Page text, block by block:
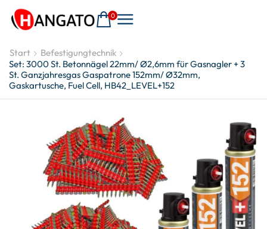
0
Start
Befestigungtechnik
Set: 3000 St. Betonnägel 22mm/ Ø2,6mm für Gasnagler + 3
St. Ganzjahresgas Gaspatrone 152mm/ Ø32mm,
Gaskartusche, Fuel Cell, HB42_LEVEL+152